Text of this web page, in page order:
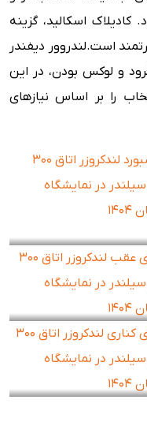
اسکالید، گزینه
است.لندروور دیفندر
آفرود و لوکس بودن، در این
را بر اساس نیازهای